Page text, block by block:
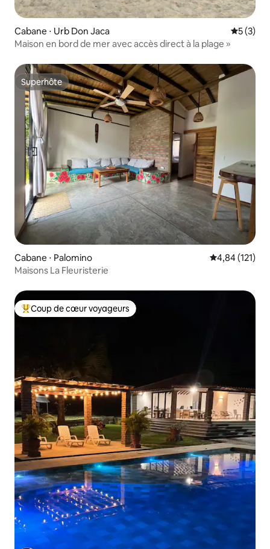
Cabane ⋅ Urb Don Jaca
5 (3)
Maison en bord de mer avec accès direct à la plage »
Superhôte
Superhôte
Cabane ⋅ Palomino Évaluation
4,84 (121)
Maisons La Fleuristerie
Coups de cœur voyageurs les plus appréciés
Coup de cœur voyageurs